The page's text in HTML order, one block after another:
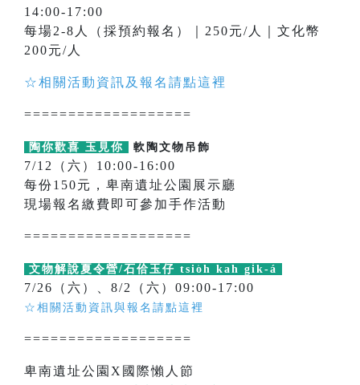
14:00-17:00
每場2-8人（採預約報名）｜250元/人｜文化幣
200元/人
☆相關活動資訊及報名請點這裡
===================
陶你歡喜 玉見你 軟陶文物吊飾
7/12（六）10:00-16:00
每份150元，卑南遺址公園展示廳
現場報名繳費即可參加手作活動
===================
文物解說夏令營/石佮玉仔 tsio̍h kah gi̍k-á
7/26（六）、8/2（六）09:00-17:00
☆相關活動資訊與報名請點這裡
===================
卑南遺址公園X國際懶人節